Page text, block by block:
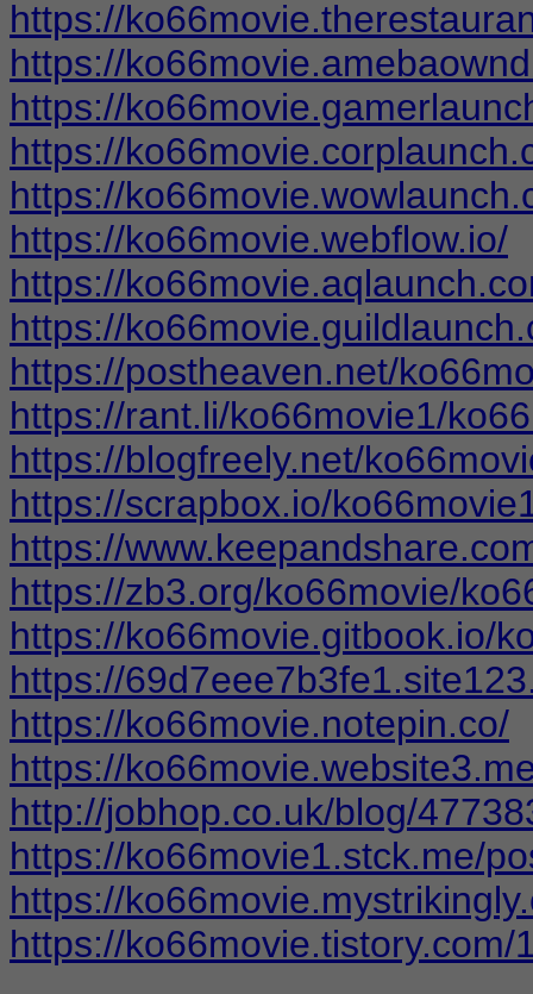
https://
https://
https://
https://
https://
https://ko66movie.webflow.io/
https://
https://
https://postheaven.net/
https://rant.li/ko66movie1/
https://blogfreely.net/
https://scrapbox.io/
https://
https://zb3.org/ko66movie/
https://ko66movie.gitbook.io/
https://
https://ko66movie.notepin.co/
https://
http://jobhop.co.uk/blog/
https://ko66movie1.stck.me/
https://
https://ko66movie.tistory.com/